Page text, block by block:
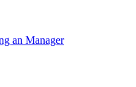
an Manager